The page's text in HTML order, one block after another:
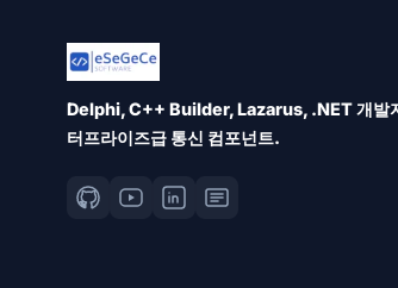
Delphi, C++ Builder, Lazarus, .NET 개발
터프라이즈급 통신 컴포넌트.